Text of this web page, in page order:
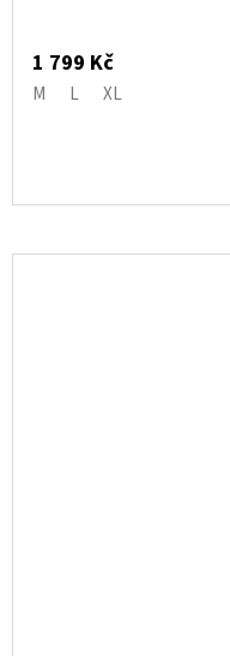
1 799 Kč
M L XL